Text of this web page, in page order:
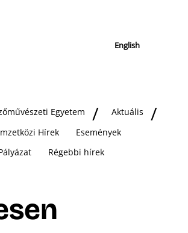
English
Egyetem
Aktuális
Hírek
Események
Régebbi hírek